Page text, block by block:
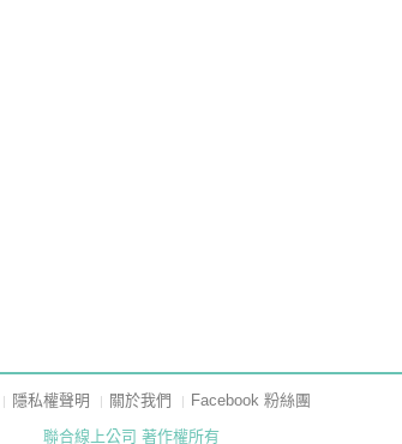
隱私權聲明 關於我們
Facebook 粉絲團
聯合線上公司 著作權所有